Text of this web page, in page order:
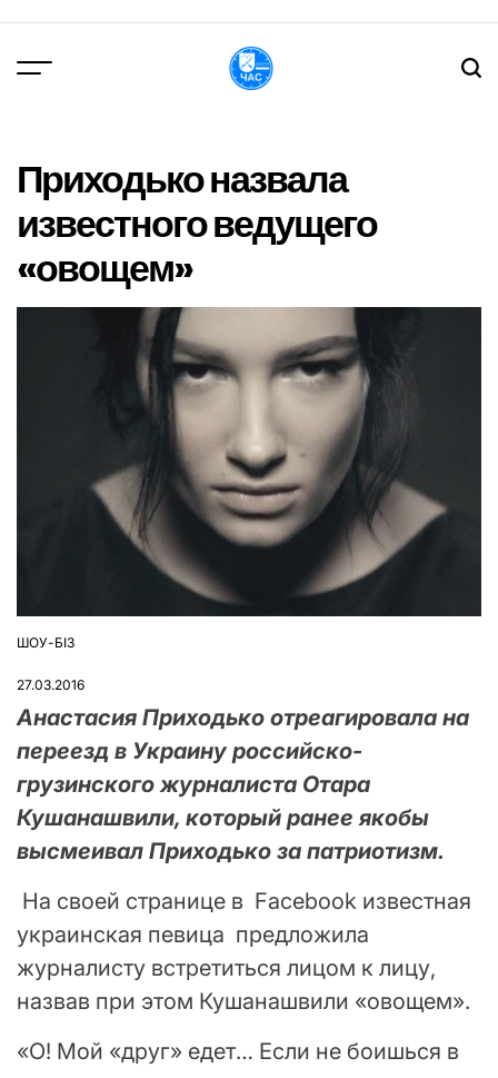
вмісту
Приходько назвала
известного ведущего
«овощем»
ОПУБЛІКУВАТИ
ШОУ-БІЗ
27.03.2016
Анастасия Приходько отреагировала на
переезд в Украину российско-
грузинского журналиста Отара
Кушанашвили, который ранее якобы
высмеивал Приходько за патриотизм.
На своей странице в Facebook известная
украинская певица предложила
журналисту встретиться лицом к лицу,
назвав при этом Кушанашвили «овощем».
«О! Мой «друг» едет… Если не боишься в